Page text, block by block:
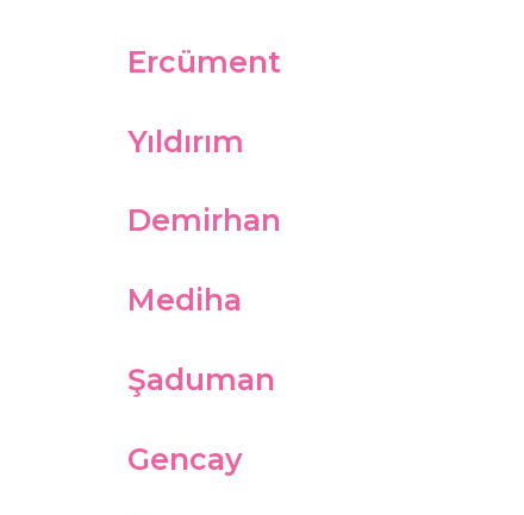
Ercüment
Yıldırım
Demirhan
Mediha
Şaduman
Gencay